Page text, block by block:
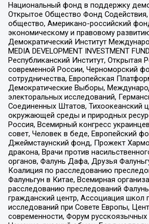
Национальный фонд в поддержку
Открытое Общество Фонд
общество, Американо-российский
экономическому и правовому
Демократический Институт
MEDIA DEVELOPMENT INVESTMENT
Республиканский Институт, Открытая
современной России, Черноморский
сотрудничества, Европейская
Демократические Выборы,
электоральных исследований,
Соединенных Штатов, Тихоокеанский
окружающей среды и природных
Россия, Всемирный конгресс
совет, Человек в беде, Европейский
Джеймстаунский фонд, Прожект
дракона, Врачи против
органов, Фалунь Дафа, Друзья
Коалиция по расследованию
Фалуньгун в Китае, Всемирная
расследованию преследований
гражданский центр, Ассоциация школ
исследований при Совете Европы,
современности, Форум русскоязычных